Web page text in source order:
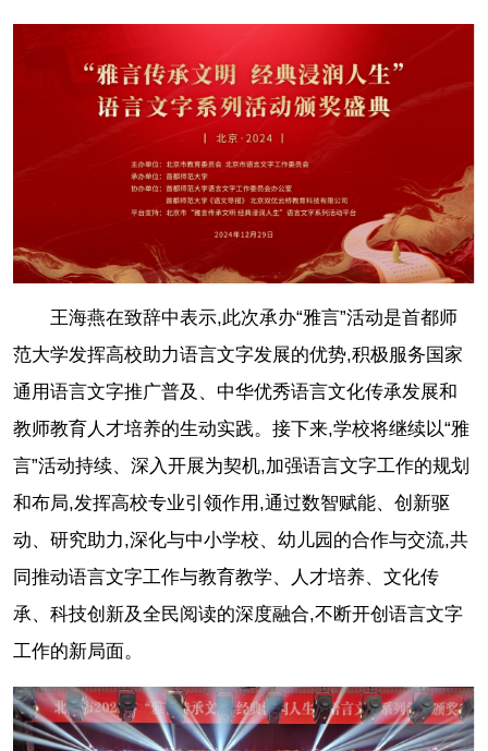
王海燕在致辞中表示,此次承办“雅言”活动是首都师
范大学发挥高校助力语言文字发展的优势,积极服务国家
通用语言文字推广普及、中华优秀语言文化传承发展和
教师教育人才培养的生动实践。接下来,学校将继续以“雅
言”活动持续、深入开展为契机,加强语言文字工作的规划
和布局,发挥高校专业引领作用,通过数智赋能、创新驱
动、研究助力,深化与中小学校、幼儿园的合作与交流,共
同推动语言文字工作与教育教学、人才培养、文化传
承、科技创新及全民阅读的深度融合,不断开创语言文字
工作的新局面。